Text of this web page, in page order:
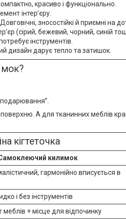
красиво і функціонально.
інтер’єру.
зносостійкі й приємні на
(сірий, бежевий, чорний, синій
інструментів.
дизайн дарує тепло та затишок.
А для тканинних меблів
кігтеточка
килимок
гармонійно вписується в
і без інструментів
+ місце для відпочинку